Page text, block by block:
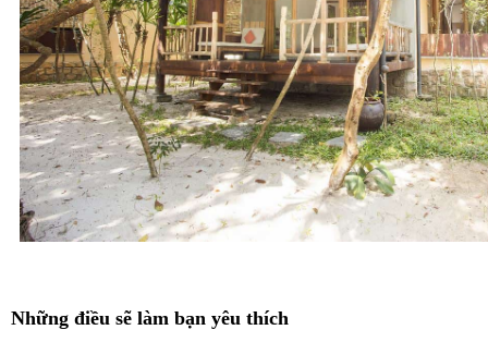
Những điều sẽ làm bạn yêu thích